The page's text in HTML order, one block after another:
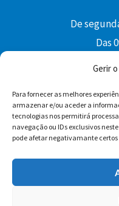
Gerir
Para fornecer as melhores
armazenar e/ou aceder a
tecnologias nos permitirá
navegação ou IDs exclusivos
pode afetar negativamante certos
De
Das
Facebook